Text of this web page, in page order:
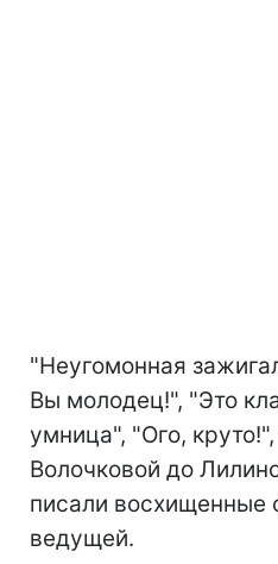
"Неугомонная
Вы молодец!", "Это
умница", "Ого,
Волочковой до
писали восхищенные
ведущей.